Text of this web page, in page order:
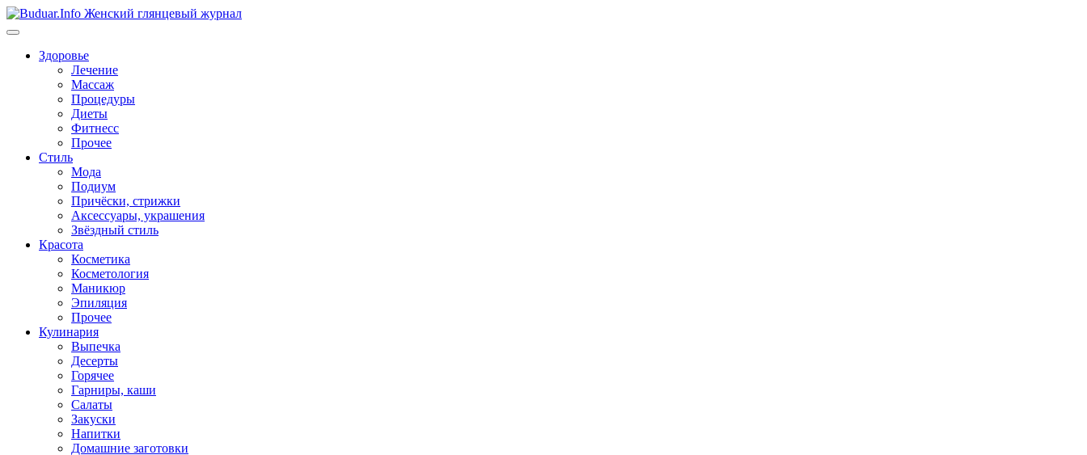
Перейти
к
Здоровье
Лечение
Массаж
Процедуры
Диеты
Фитнесс
Прочее
Стиль
Мода
Подиум
Причёски, стрижки
Аксессуары, украшения
Звёздный стиль
Красота
Косметика
Косметология
Маникюр
Эпиляция
Прочее
Кулинария
Выпечка
Десерты
Горячее
Гарниры, каши
Салаты
Закуски
Напитки
Домашние заготовки